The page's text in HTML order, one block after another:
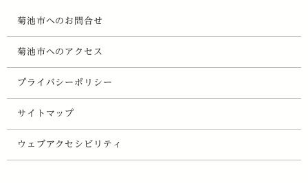
菊池市へのお問合せ
菊池市へのアクセス
プライバシーポリシー
サイトマップ
ウェブアクセシビリティ